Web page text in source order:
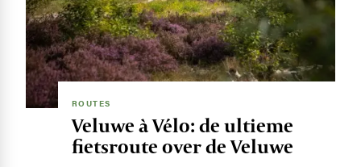
ROUTES
Veluwe à Vélo: de ultieme
fietsroute over de Veluwe